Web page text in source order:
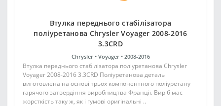
Втулка переднього стабілізатора
поліуретанова Chrysler Voyager 2008-2016
3.3CRD
Chrysler • Voyager • 2008-2016
Втулка переднього стабілізатора поліуретанова Chrysler
Voyager 2008-2016 3.3CRD Поліуретанова деталь
виготовлена на основі трьох компонентного поліуретану
гарячого затвердіння виробництва Франції. Виріб має
жорсткість таку ж, як і гумові оригінальні ..